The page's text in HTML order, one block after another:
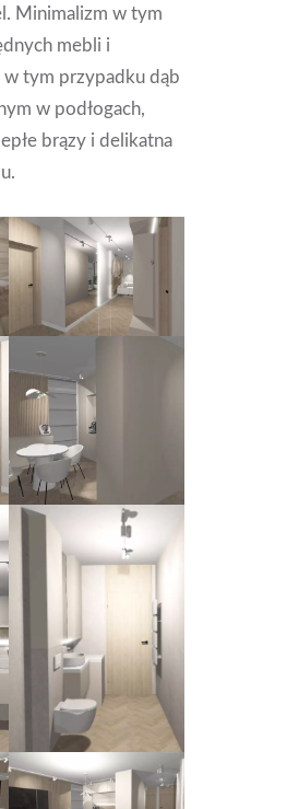
Minimalizm w tym
mebli i
w tym przypadku dąb
w podłogach,
brązy i delikatna